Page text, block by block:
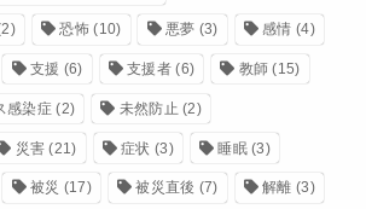
恐怖 (10) 悪夢 (3) 感情 (4)
支援 (6) 支援者(6) 教師 (15)
感染症 (2) 未然防止 (2)
災害 (21) 症状 (3) 睡眠(3)
被災 (17) 被災直後 (7) 解離 (3)